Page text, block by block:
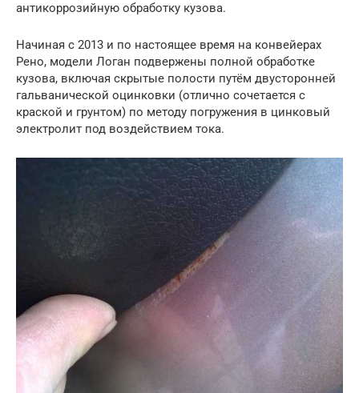
антикоррозийную обработку кузова.
Начиная с 2013 и по настоящее время на конвейерах
Рено, модели Логан подвержены полной обработке
кузова, включая скрытые полости путём двусторонней
гальванической оцинковки (отлично сочетается с
краской и грунтом) по методу погружения в цинковый
электролит под воздействием тока.